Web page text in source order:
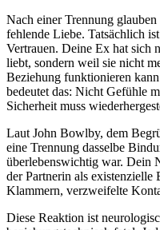
Nach einer Trennung
fehlende Liebe. Tatsächlich
Vertrauen. Deine Ex hat sich
liebt, sondern weil sie nicht
Beziehung funktionieren
bedeutet das: Nicht Gefühle
Sicherheit muss
Laut John Bowlby, dem
eine Trennung dasselbe
überlebenswichtig war. Dein
der Partnerin als
Klammern, verzweifelte
Diese Reaktion ist